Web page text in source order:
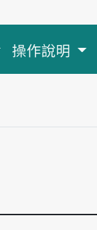
操作說明